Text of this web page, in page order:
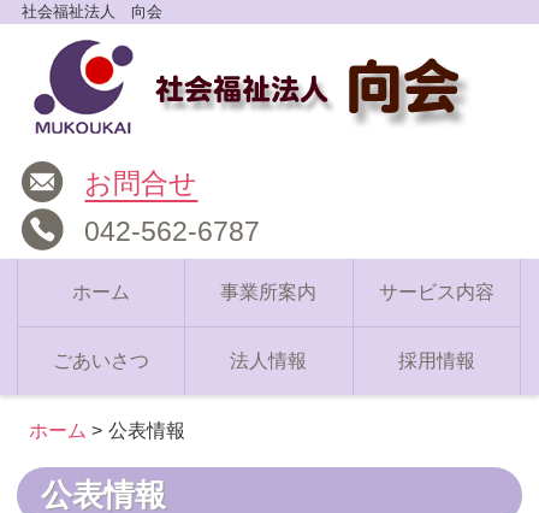
社会福祉法人 向会
お問合せ
042-562-6787
ホーム 事業所案内 サービス内容
ごあいさつ 法人情報 採用情報
ホーム 公表情報
公表情報